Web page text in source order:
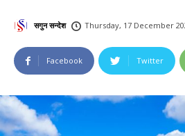
सगुन सन्देश Thursday, 17 December
Facebook Twitter